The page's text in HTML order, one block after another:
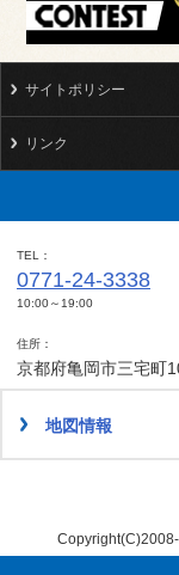
サイトポリシー
リンク
TEL
0771-24-3338
10:00～19:00
住所
京都府亀岡市三宅町
地図情報